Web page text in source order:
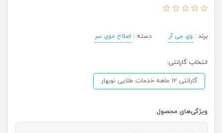
برند : وی جی آر دسته : اصلاح موی سر
انتخاب گارانتی:
گارانتی 12 ماهه خدمات طلایی نوبهار
ویژگی‌های محصول